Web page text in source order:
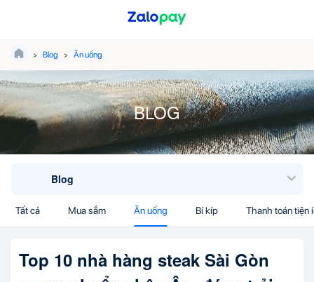
Blog Ăn uống
BLOG
Blog
Tất cả Mua sắm Ăn uống Bí kíp Thanh toán tiện
Top 10 nhà hàng steak Sài Gòn